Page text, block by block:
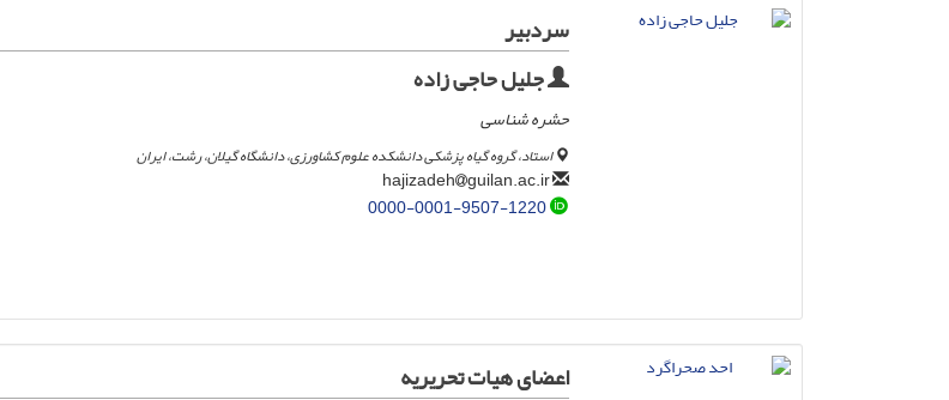
سردبیر
جلیل حاجی زاده
حشره شناسی
استاد، گروه گیاه پزشکی دانشکده علوم کشاورزی، دانشگاه گیلان، رشت، ایران
guilan.ac.ir
0000-0001-9507-1220
اعضای هیات تحریریه